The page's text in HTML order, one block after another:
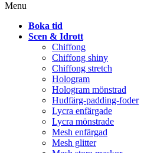
Menu
Boka tid
Scen & Idrott
Chiffong
Chiffong shiny
Chiffong stretch
Hologram
Hologram mönstrad
Hudfärg-padding-foder
Lycra enfärgade
Lycra mönstrade
Mesh enfärgad
Mesh glitter